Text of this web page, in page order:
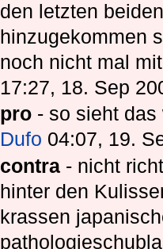
den letzten
hinzugekommen
noch nicht mal
17:27, 18. Sep
pro - so sieht das
Dufo 04:07, 19.
contra - nicht
hinter den
krassen